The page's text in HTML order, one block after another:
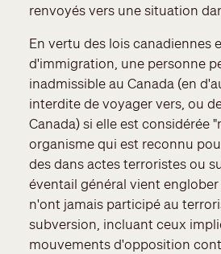
renvoyés vers une situation
En vertu des lois canadiennes
d'immigration, une personne
inadmissible au Canada (en
interdite de voyager vers, ou
Canada) si elle est considérée
organisme qui est reconnu
des dans actes terroristes ou
éventail général vient
n'ont jamais participé au
subversion, incluant ceux
mouvements d'opposition